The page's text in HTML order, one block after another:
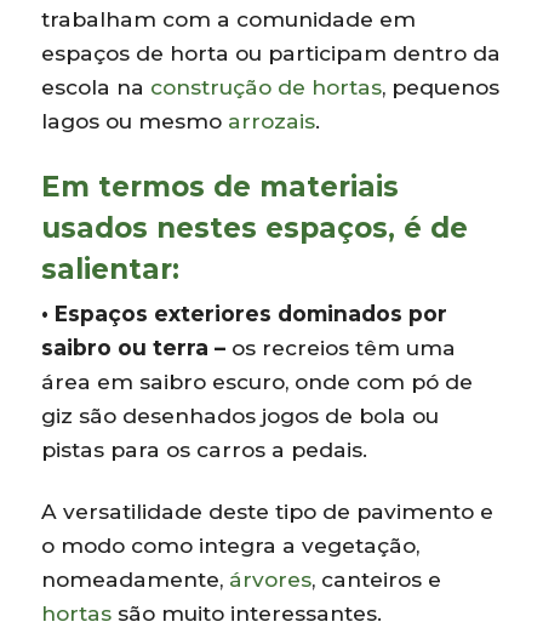
trabalham com a comunidade em
espaços de horta ou participam dentro da
escola na construção de hortas, pequenos
lagos ou mesmo arrozais.
Em termos de materiais
usados nestes espaços, é de
salientar:
• Espaços exteriores dominados por
saibro ou terra – os recreios têm uma
área em saibro escuro, onde com pó de
giz são desenhados jogos de bola ou
pistas para os carros a pedais.
A versatilidade deste tipo de pavimento e
o modo como integra a vegetação,
nomeadamente, árvores, canteiros e
hortas são muito interessantes.